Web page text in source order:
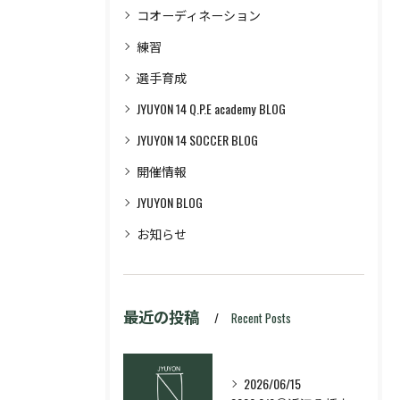
コオーディネーション
練習
選手育成
JYUYON 14 Q.P.E academy BLOG
JYUYON 14 SOCCER BLOG
開催情報
JYUYON BLOG
お知らせ
最近の投稿 Recent Posts
2026/06/15